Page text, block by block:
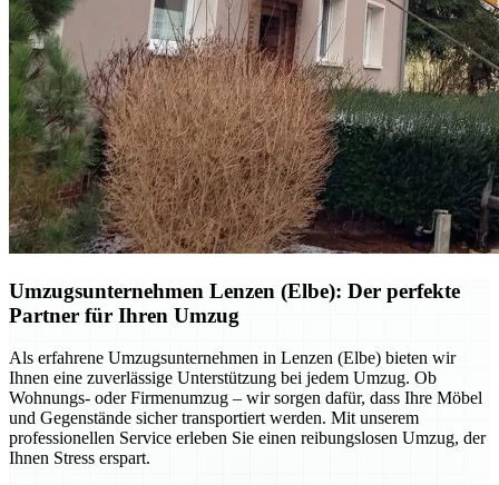
Umzugsunternehmen Lenzen (Elbe): Der perfekte
Partner für Ihren Umzug
Als erfahrene Umzugsunternehmen in Lenzen (Elbe) bieten wir
Ihnen eine zuverlässige Unterstützung bei jedem Umzug. Ob
Wohnungs- oder Firmenumzug – wir sorgen dafür, dass Ihre Möbel
und Gegenstände sicher transportiert werden. Mit unserem
professionellen Service erleben Sie einen reibungslosen Umzug, der
Ihnen Stress erspart.